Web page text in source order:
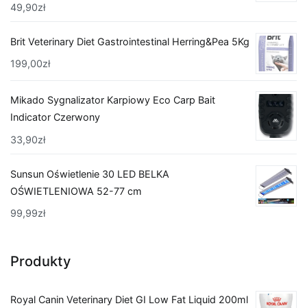
49,90zł
Brit Veterinary Diet Gastrointestinal Herring&Pea 5Kg
199,00zł
Mikado Sygnalizator Karpiowy Eco Carp Bait
Indicator Czerwony
33,90zł
Sunsun Oświetlenie 30 LED BELKA
OŚWIETLENIOWA 52-77 cm
99,99zł
Produkty
Royal Canin Veterinary Diet GI Low Fat Liquid 200ml